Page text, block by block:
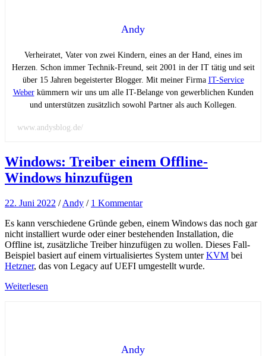
Andy
Verheiratet, Vater von zwei Kindern, eines an der Hand, eines im
Herzen. Schon immer Technik-Freund, seit 2001 in der IT tätig und seit
über 15 Jahren begeisterter Blogger. Mit meiner Firma IT-Service
Weberkümmern wir uns um alle IT-Belange von gewerblichen Kunden
und unterstützen zusätzlich sowohl Partner als auch Kollegen.
www.andysblog.de/
Windows: Treiber einem Offline-
Windows hinzufügen
22. Juni 2022 /Andy / 1 Kommentar
Es kann verschiedene Gründe geben, einem Windows das noch gar
nicht installiert wurde oder einer bestehenden Installation, die
Offline ist, zusätzliche Treiber hinzufügen zu wollen. Dieses Fall-
Beispiel basiert auf einem virtualisiertes System unterKVM bei
Hetzner, das von Legacy auf UEFI umgestellt wurde.
Weiterlesen
Andy